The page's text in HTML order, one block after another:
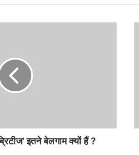
इतने बेलगाम क्यों हैं ?